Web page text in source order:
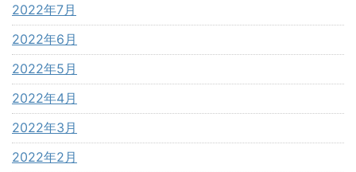
2022年7月
2022年6月
2022年5月
2022年4月
2022年3月
2022年2月